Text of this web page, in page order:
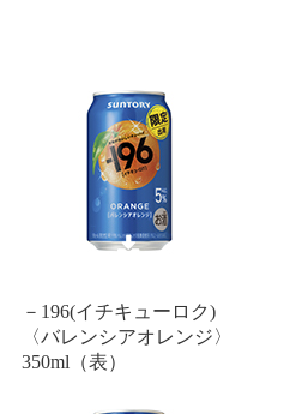
－196(イチキューロク)
〈バレンシアオレンジ〉
350ml（表）